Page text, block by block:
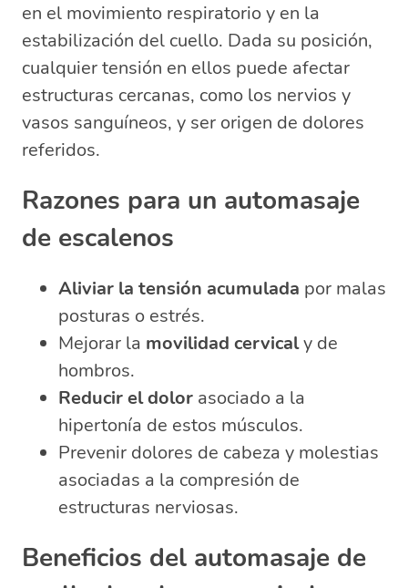
en el movimiento respiratorio y en la
estabilización del cuello. Dada su posición,
cualquier tensión en ellos puede afectar
estructuras cercanas, como los nervios y
vasos sanguíneos, y ser origen de dolores
referidos.
Razones para un automasaje
de escalenos
Aliviar la tensión acumulada por malas
posturas o estrés.
Mejorar la movilidad cervicaly de
hombros.
Reducir el dolor asociado a la
hipertonía de estos músculos.
Prevenir dolores de cabeza y molestias
asociadas a la compresión de
estructuras nerviosas.
Beneficios del automasaje de